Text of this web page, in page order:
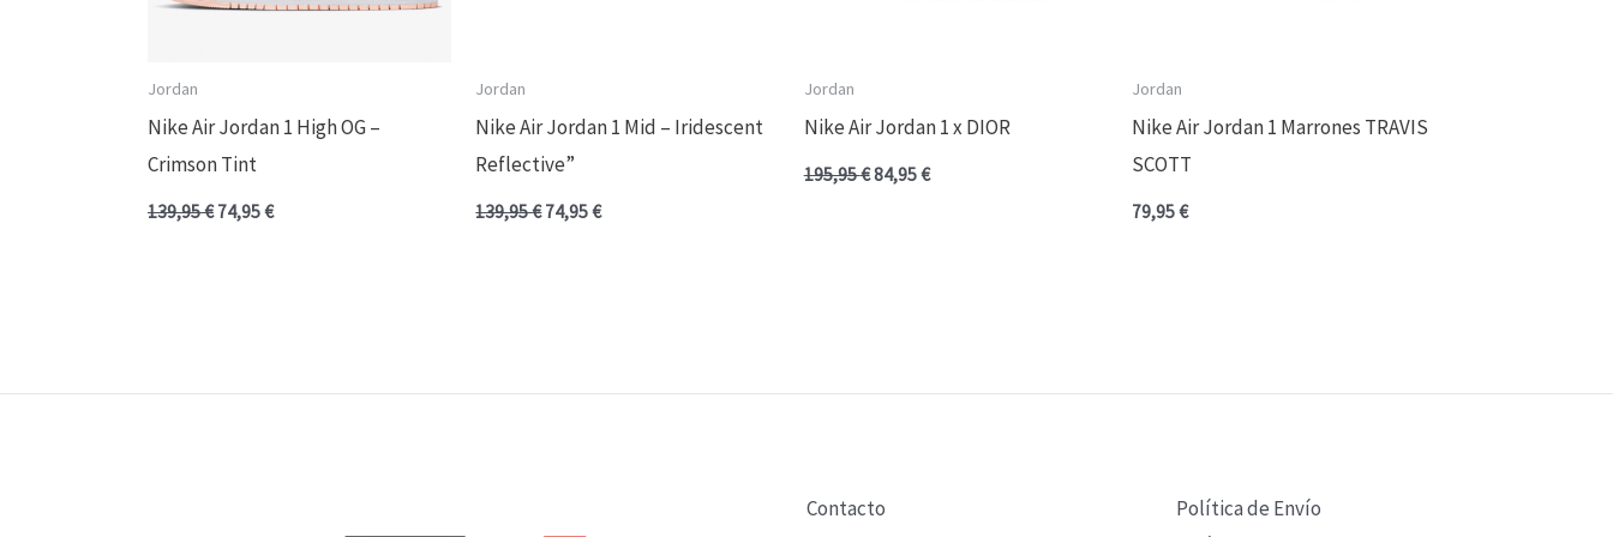
Jordan
Nike Air Jordan 1 High OG –
Crimson Tint
139,95€ 74,95€
Jordan
Nike Air Jordan 1 Mid – Iridescent
Reflective”
139,95€74,95€
Jordan
Nike Air Jordan 1 x DIOR
195,95€84,95€
Jordan
Nike Air Jordan 1 Marrones TRAVIS
SCOTT
79,95€
Contacto
Política de Envío